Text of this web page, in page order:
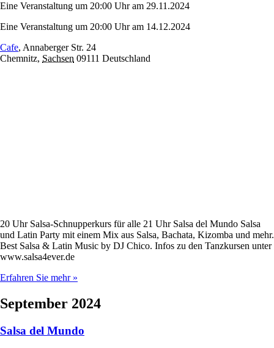
Eine Veranstaltung um 20:00 Uhr am 29.11.2024
Eine Veranstaltung um 20:00 Uhr am 14.12.2024
Cafe, Annaberger Str. 24
Chemnitz, Sachsen 09111 Deutschland
20 Uhr Salsa-Schnupperkurs für alle 21 Uhr Salsa del Mundo Salsa
und Latin Party mit einem Mix aus Salsa, Bachata, Kizomba und mehr.
Best Salsa & Latin Music by DJ Chico. Infos zu den Tanzkursen unter
www.salsa4ever.de
Erfahren Sie mehr »
September 2024
Salsa del Mundo